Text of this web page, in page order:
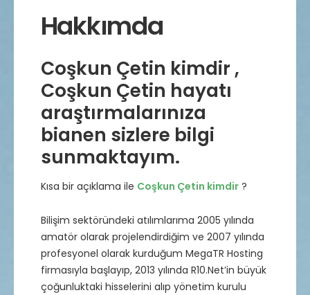
Hakkımda
Coşkun Çetin kimdir ,
Coşkun Çetin hayatı
araştırmalarınıza
bianen sizlere bilgi
sunmaktayım.
Kısa bir açıklama ile Coşkun Çetin kimdir?
Bilişim sektöründeki atılımlarıma 2005 yılında
amatör olarak projelendirdiğim ve 2007 yılında
profesyonel olarak kurduğum MegaTR Hosting
firmasıyla başlayıp, 2013 yılında R10.Net’in büyük
çoğunluktaki hisselerini alıp yönetim kurulu